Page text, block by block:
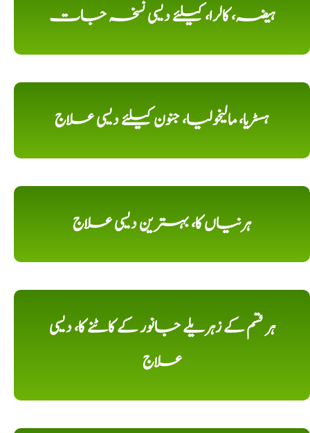
ہیضہ، کالرا، کیلئے دیسی نسخہ جات
ہسٹریا، مالیخولیا، جنون کیلئے دیسی علاج
ہرنیاں کا، بہترین دیسی علاج
ہر قسم کے زہریلے جانور کے کاٹنے کا، دیسی
علاج